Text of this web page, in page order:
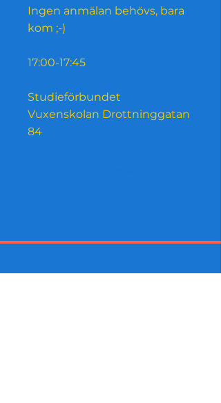
Ingen anmälan behövs, bara
kom ;-)
17:00-17:45
Studieförbundet
Vuxenskolan Drottninggatan
84